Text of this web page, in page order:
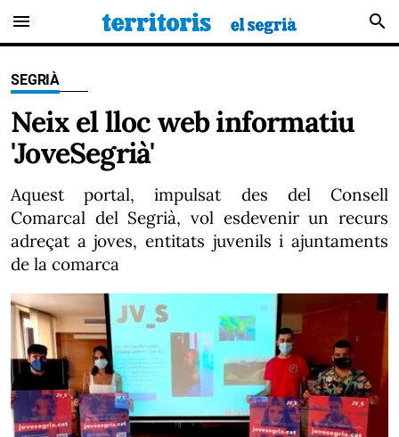
menu search
SEGRIÀ
Neix el lloc web informatiu
'JoveSegrià'
Aquest portal, impulsat des del Consell
Comarcal del Segrià, vol esdevenir un recurs
adreçat a joves, entitats juvenils i ajuntaments
de la comarca